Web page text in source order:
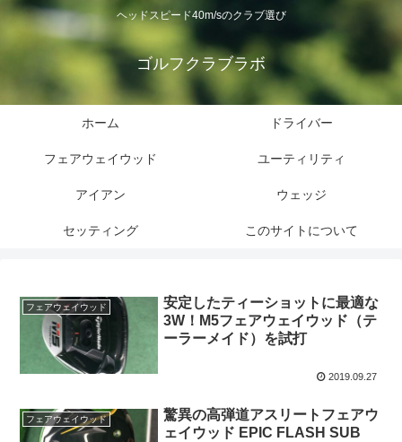
ヘッドスピード40m/sのクラブ選び
ゴルフクラブラボ
ホーム ドライバー
フェアウェイウッド ユーティリティ
アイアン ウェッジ
セッティング このサイトについて
フェアウェイウッド
安定したティーショットに最適な
3W！M5フェアウェイウッド（テ
ーラーメイド）を試打
2019.09.27
フェアウェイウッド
驚異の高弾道アスリートフェアウ
ェイウッド EPIC FLASH SUB